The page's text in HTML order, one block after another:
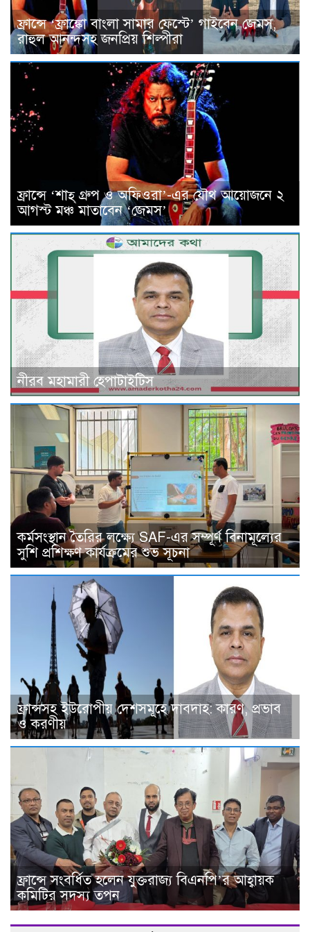
ফ্রান্সে ‘ফ্রাঙ্কো বাংলা সামার ফেস্টে’ গাইবেন জেমস,
রাহুল আনন্দসহ জনপ্রিয় শিল্পীরা
ফ্রান্সে ‘শাহ্ গ্রুপ ও অফিওরা’-এর যৌথ আয়োজনে ২
আগস্ট মঞ্চ মাতাবেন ‘জেমস’
নীরব মহামারী হেপাটাইটিস
কর্মসংস্থান তৈরির লক্ষ্যে SAF-এর সম্পূর্ণ বিনামূল্যের
সুশি প্রশিক্ষণ কার্যক্রমের শুভ সূচনা
ফ্রান্সসহ ইউরোপীয় দেশসমূহে দাবদাহ: কারণ, প্রভাব
ও করণীয়
ফ্রান্সে সংবর্ধিত হলেন যুক্তরাজ্য বিএনপি’র আহ্বায়ক
কমিটির সদস্য তপন